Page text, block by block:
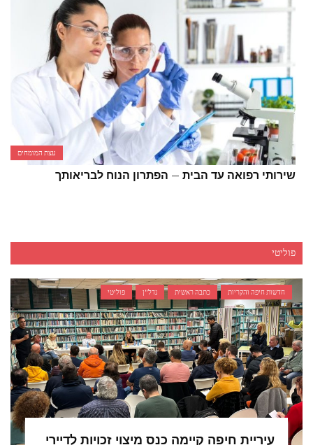
עצת המומחים
שירותי רפואה עד הבית – הפתרון הנוח לבריאותך
פוליטי
חדשות חיפה והקריות כתבה ראשית נדל"ן פוליטי
עיריית חיפה קיימה כנס מיצוי זכויות לדיירי